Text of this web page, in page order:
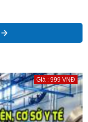
Giá : 999 VNĐ